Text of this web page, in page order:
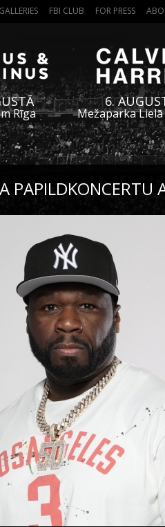
GALLERIES FBI CLUB FOR PRESS
Rīga
6.
Mežaparka
PAPILDKONCERTU